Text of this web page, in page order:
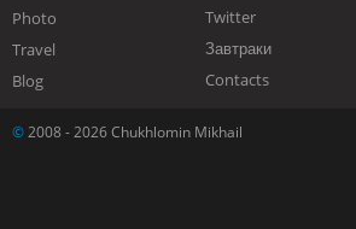
Photo
Travel
Blog
Twitter
Завтраки
Contacts
© 2008 - 2026 Chukhlomin Mikhail